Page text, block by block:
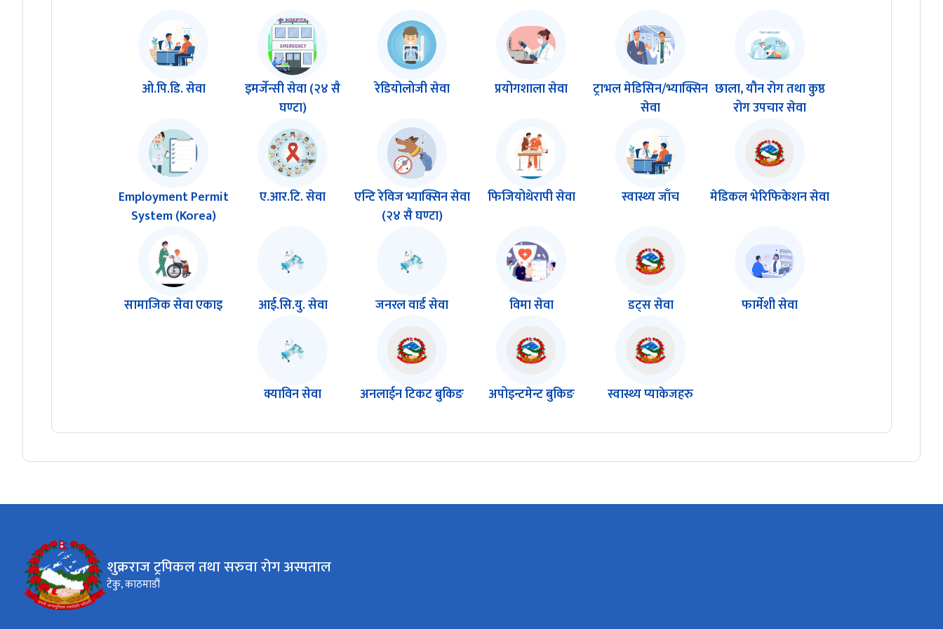
ओ.पि.डि. सेवा
इमर्जेन्सी सेवा (२४ सै
घण्टा)
रेडियोलोजी सेवा प्रयोगशाला सेवा
ट्राभल मेडिसिन/भ्याक्सिन
सेवा
छाला, यौन रोग तथा कुष्ठ
रोग उपचार सेवा
Employment Permit
System (Korea)
ए.आर.टि. सेवा
एन्टि रेविज भ्याक्सिन सेवा
(२४ सै घण्टा)
फिजियोथेरापी सेवा स्वास्थ्य जाँच मेडिकल भेरिफिकेशन सेवा
सामाजिक सेवा एकाइ आई.सि.यु. सेवा जनरल वार्ड सेवा विमा सेवा डट्स सेवा फार्मेशी सेवा
क्याविन सेवा अनलाईन टिकट बुकिङ अपोइन्टमेन्ट बुकिङ स्वास्थ्य प्याकेजहरु
शुक्रराज ट्रपिकल तथा सरुवा रोग अस्पताल
टेकु, काठमाडौं